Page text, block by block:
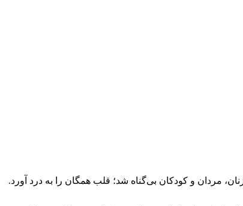
مردان و کودکان بی‌گناه شد؛ قلب همگان را به درد آورد.